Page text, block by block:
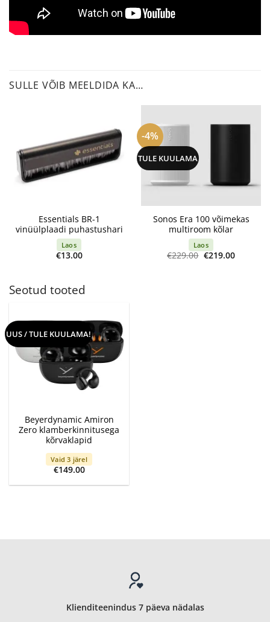
SULLE VÕIB MEELDIDA KA…
Essentials BR-1
vinüülplaadi puhastushari
Laos
€13.00
-4%
TULE KUULAMA
Sonos Era 100 võimekas
multiroom kõlar
Laos
€229.00 Algne
hind
€219.00Current
Seotud tooted
UUS / TULE KUULAMA!
Beyerdynamic Amiron
Zero klamberkinnitusega
kõrvaklapid
Vaid 3 järel
€149.00
Klienditeenindus 7 päeva nädalas